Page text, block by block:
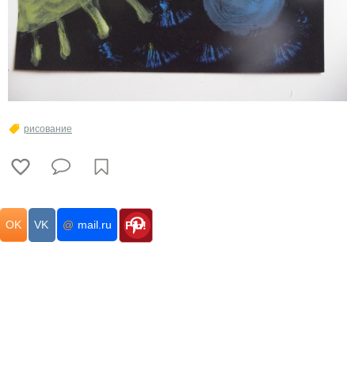
рисование
OK VK @ mail.ru Pin!